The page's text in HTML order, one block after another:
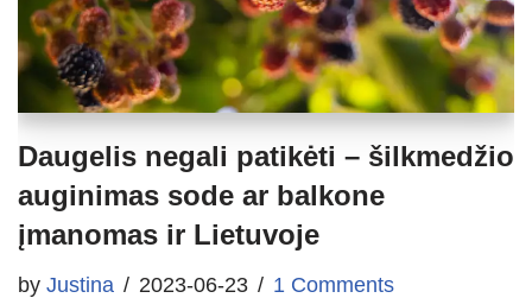
Daugelis negali patikėti – šilkmedžio
auginimas sode ar balkone
įmanomas ir Lietuvoje
by Justina 2023-06-23 1 Comments